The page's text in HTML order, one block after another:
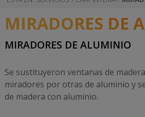
fachadas
enfoscadas
Reparación de
Reparación de
fachadas
monocapa
cubiertas planas y
Sustitución
chimeneas
Instalación líneas
de vida
MIRADORES DE
MIRADORES DE ALUMINIO
Se sustituyeron ventanas de
miradores por otras de aluminio y
de madera con aluminio.